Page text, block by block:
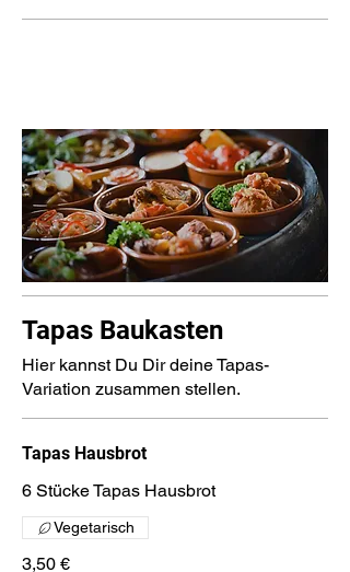
Tapas Baukasten
Hier kannst Du Dir deine Tapas-
Variation zusammen stellen.
Tapas Hausbrot
6 Stücke Tapas Hausbrot
3,50 €
Vegetarisch